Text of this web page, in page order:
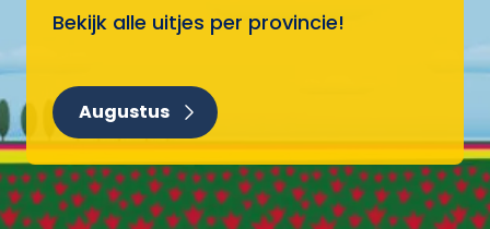
Bekijk alle uitjes per provincie!
Augustus